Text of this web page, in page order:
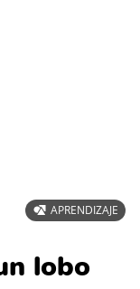
APRENDIZAJE
lobo